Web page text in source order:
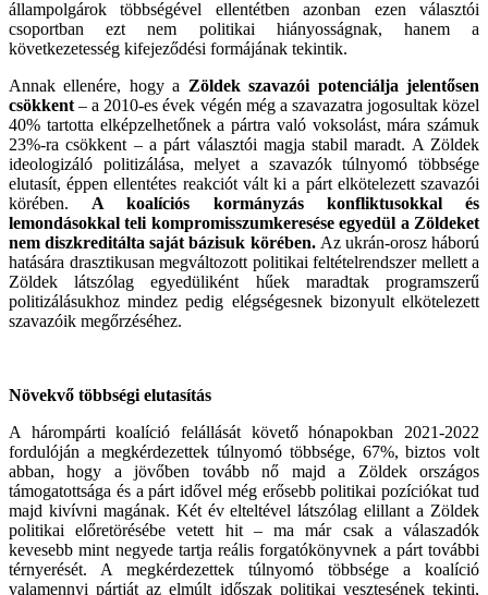
állampolgárok többségével ellentétben azonban ezen választói
csoportban ezt nem politikai hiányosságnak, hanem a
következetesség kifejeződési formájának tekintik.
Annak ellenére, hogy a Zöldek szavazói potenciálja jelentősen
csökkent – a 2010-es évek végén még a szavazatra jogosultak közel
40% tartotta elképzelhetőnek a pártra való voksolást, mára számuk
23%-ra csökkent – a párt választói magja stabil maradt. A Zöldek
ideologizáló politizálása, melyet a szavazók túlnyomó többsége
elutasít, éppen ellentétes reakciót vált ki a párt elkötelezett szavazói
körében. A koalíciós kormányzás konfliktusokkal és
lemondásokkal teli kompromisszumkeresése egyedül a Zöldeket
nem diszkreditálta saját bázisuk körében. Az ukrán-orosz háború
hatására drasztikusan megváltozott politikai feltételrendszer mellett a
Zöldek látszólag egyedüliként hűek maradtak programszerű
politizálásukhoz mindez pedig elégségesnek bizonyult elkötelezett
szavazóik megőrzéséhez.
Növekvő többségi elutasítás
A hárompárti koalíció felállását követő hónapokban 2021-2022
fordulóján a megkérdezettek túlnyomó többsége, 67%, biztos volt
abban, hogy a jövőben tovább nő majd a Zöldek országos
támogatottsága és a párt idővel még erősebb politikai pozíciókat tud
majd kivívni magának. Két év elteltével látszólag elillant a Zöldek
politikai előretörésébe vetett hit – ma már csak a válaszadók
kevesebb mint negyede tartja reális forgatókönyvnek a párt további
térnyerését. A megkérdezettek túlnyomó többsége a koalíció
valamennyi pártját az elmúlt időszak politikai vesztesének tekinti,